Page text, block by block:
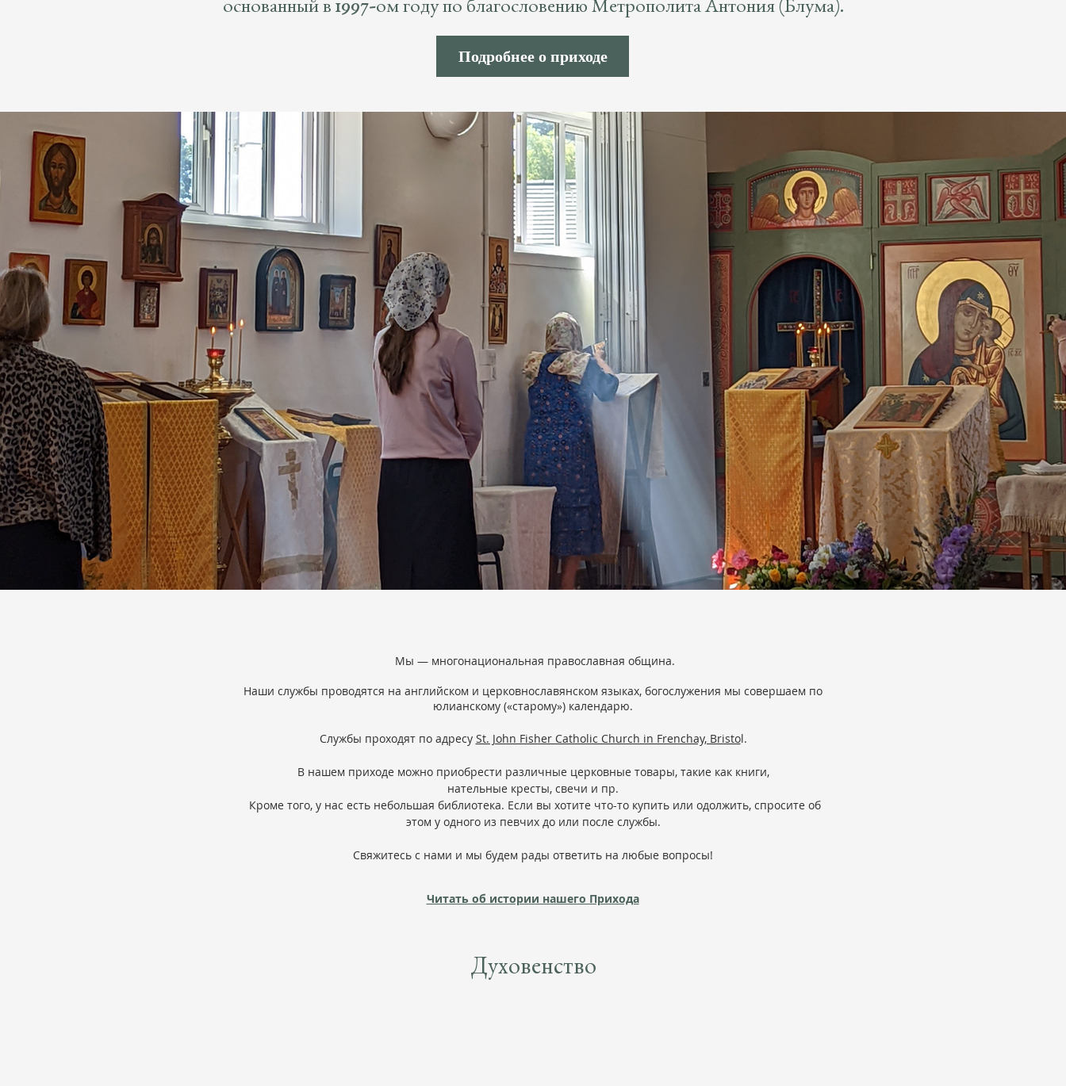
основанный в 1997-ом году по благословению Метрополита Антония (Блума).
Подробнее о приходе
Мы — многонациональная православная община.
Наши службы проводятся на английском и церковнославянском языках, богослужения мы совершаем по
юлианскому («старому») календарю.
Службы проходят по адресу St. John Fisher Catholic Church in Frenchay, Bristol.
В нашем приходе можно приобрести различные церковные товары, такие как книги,
нательные кресты, свечи и пр.
Кроме того, у нас есть небольшая библиотека. Если вы хотите что-то купить или одолжить, спросите об
этом у одного из певчих до или после службы.
Свяжитесь с нами и мы будем рады ответить на любые вопросы!
Читать об истории нашего Прихода
Духовенство